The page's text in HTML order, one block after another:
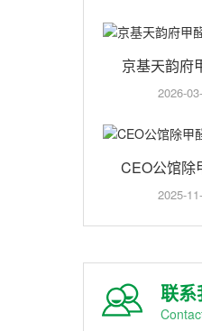
京基天韵府
2026-
CEO公馆除
2025-
联系